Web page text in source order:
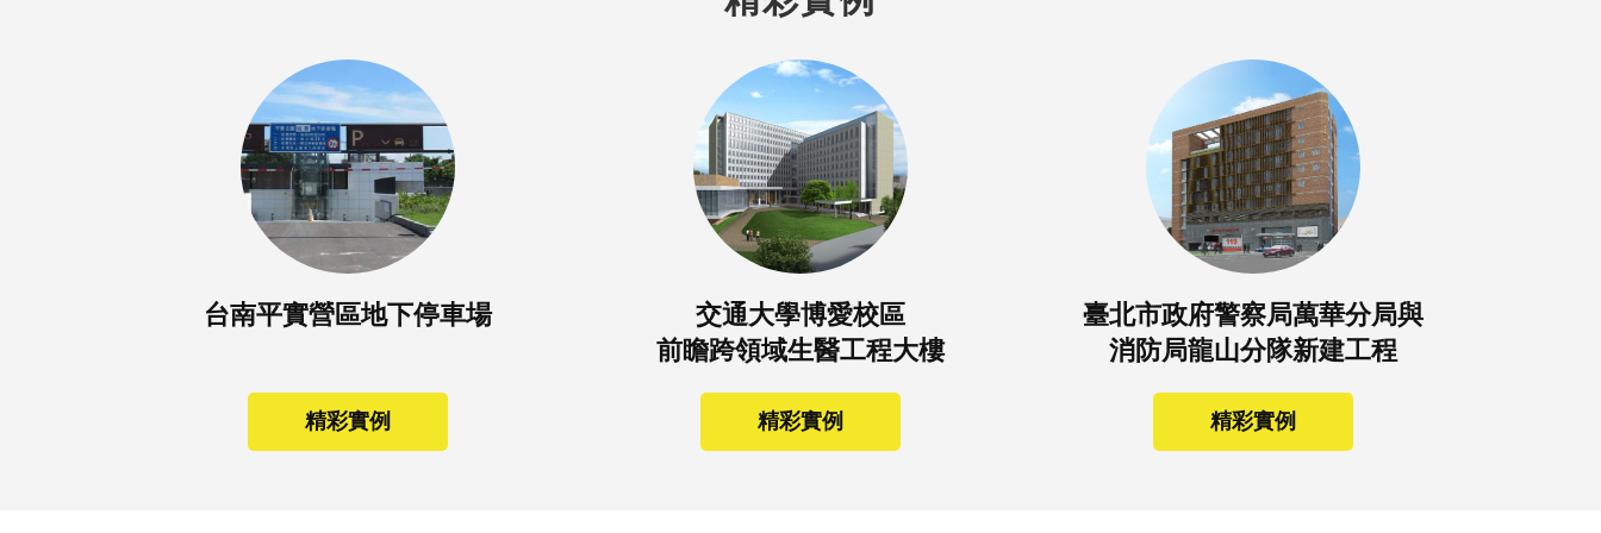
台南平實營區地下停車場
精彩實例
交通大學博愛校區
前瞻跨領域生醫工程大樓
精彩實例
臺北市政府警察局萬華分局與
消防局龍山分隊新建工程
精彩實例